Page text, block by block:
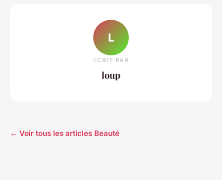
L
ECRIT PAR
loup
← Voir tous les articles Beauté